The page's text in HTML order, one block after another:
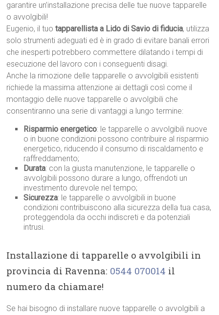
garantire un’installazione precisa delle tue nuove tapparelle
o avvolgibili!
Eugenio, il tuotapparellista a Lido di Savio di fiducia, utilizza
solo strumenti adeguati ed è in grado di evitare banali errori
che inesperti potrebbero commettere dilatando i tempi di
esecuzione del lavoro con i conseguenti disagi.
Anche la rimozione delle tapparelle o avvolgibili esistenti
richiede la massima attenzione ai dettagli così come il
montaggio delle nuove tapparelle o avvolgibili che
consentiranno una serie di vantaggi a lungo termine:
Risparmio energetico: le tapparelle o avvolgibili nuove
o in buone condizioni possono contribuire al risparmio
energetico, riducendo il consumo di riscaldamento e
raffreddamento;
Durata: con la giusta manutenzione, le tapparelle o
avvolgibili possono durare a lungo, offrendoti un
investimento durevole nel tempo;
Sicurezza: le tapparelle o avvolgibili in buone
condizioni contribuiscono alla sicurezza della tua casa,
proteggendola da occhi indiscreti e da potenziali
intrusi.
Installazione di tapparelle o avvolgibili in
provincia di Ravenna: 0544 070014 il
numero da chiamare!
Se hai bisogno di installare nuove tapparelle o avvolgibili a